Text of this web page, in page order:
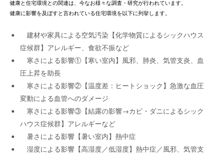
健康と住宅環境との関連は、今なお様々な調査・研究が行われています。
健康に影響を及ぼすと言われている住宅環境を以下に列挙します。
建材や家具による空気汚染【化学物質によるシックハウス
症候群】アレルギー、食欲不振など
寒さによる影響①【寒い室内】風邪、肺炎、気管支炎、血
圧上昇を助長
寒さによる影響②【温度差：ヒートショック】急激な血圧
変動による血管へのダメージ
寒さによる影響③【結露の影響→カビ・ダニによるシック
ハウス症候群】アレルギーなど
暑さによる影響【暑い室内】熱中症
湿度による影響【高湿度／低湿度】熱中症／風邪、気管支